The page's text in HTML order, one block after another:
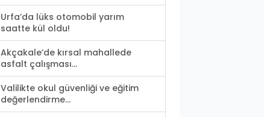
Urfa’da lüks otomobil yarım
saatte kül oldu!
Akçakale’de kırsal mahallede
asfalt çalışması...
Valilikte okul güvenliği ve eğitim
değerlendirme...